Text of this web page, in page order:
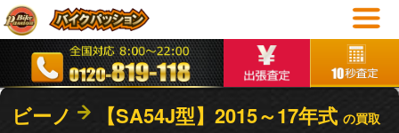
ビーノ 【SA54J型】2015～17年式の買取